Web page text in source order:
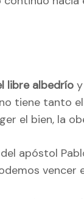
libre albedrío
tiene tanto el
el bien, la
apóstol
vencer